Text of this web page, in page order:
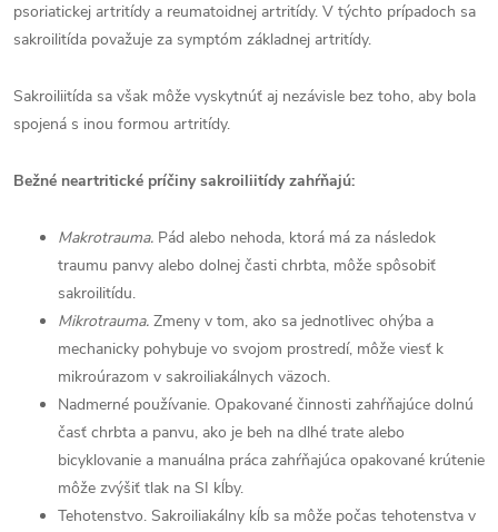
psoriatickej artritídy a reumatoidnej artritídy. V týchto prípadoch sa
sakroilitída považuje za symptóm základnej artritídy.
Sakroiliitída sa však môže vyskytnúť aj nezávisle bez toho, aby bola
spojená s inou formou artritídy.
Bežné neartritické príčiny sakroiliitídy zahŕňajú:
Makrotrauma. Pád alebo nehoda, ktorá má za následok
traumu panvy alebo dolnej časti chrbta, môže spôsobiť
sakroilitídu.
Mikrotrauma. Zmeny v tom, ako sa jednotlivec ohýba a
mechanicky pohybuje vo svojom prostredí, môže viesť k
mikroúrazom v sakroiliakálnych väzoch.
Nadmerné používanie. Opakované činnosti zahŕňajúce dolnú
časť chrbta a panvu, ako je beh na dlhé trate alebo
bicyklovanie a manuálna práca zahŕňajúca opakované krútenie
môže zvýšiť tlak na SI kĺby.
Tehotenstvo. Sakroiliakálny kĺb sa môže počas tehotenstva v